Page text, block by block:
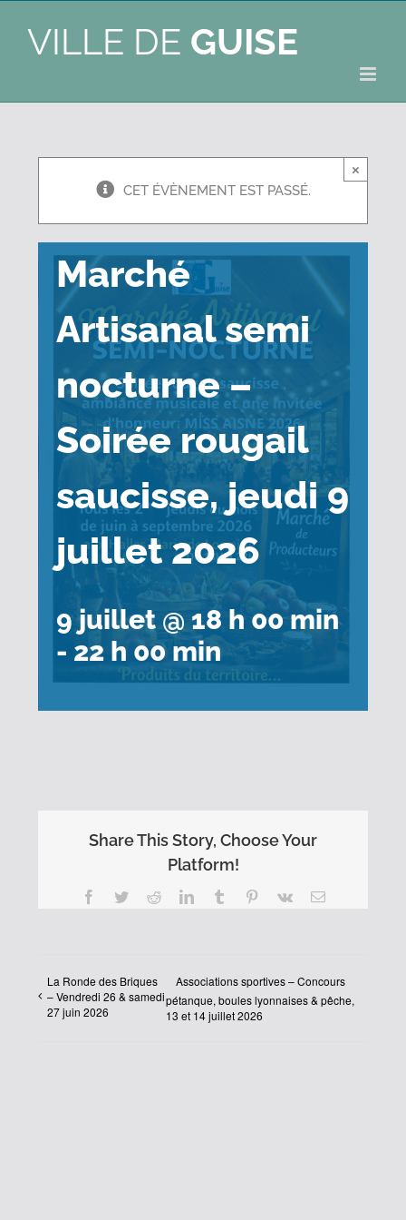
VILLE DE GUISE
×
CET ÉVÈNEMENT EST PASSÉ.
Marché
Artisanal semi
nocturne –
Soirée rougail
saucisse, jeudi 9
juillet 2026
9 juillet @ 18 h 00 min
- 22 h 00 min
Share This Story, Choose Your
Platform!
Facebook
TwitterRedditLinkedInTumblr Pinterest
Vk Email
La Ronde des Briques
– Vendredi 26 & samedi
27 juin 2026
Associations sportives – Concours
pétanque, boules lyonnaises & pêche,
13 et 14 juillet 2026